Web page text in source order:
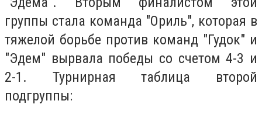
группы стала команда "Ориль", которая в
тяжелой борьбе против команд "Гудок" и
"Эдем" вырвала победы со счетом 4-3 и
2-1. Турнирная таблица второй
подгруппы: